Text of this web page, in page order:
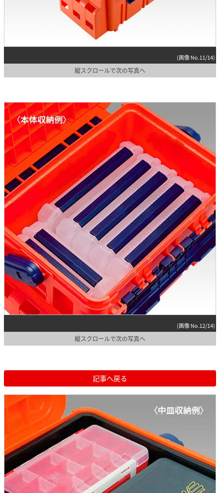
(画像 No.11/14)
縦スクロールで次の写真へ
(画像 No.12/14)
縦スクロールで次の写真へ
記事へ戻る